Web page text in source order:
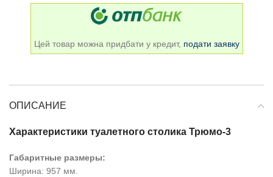
Цей товар можна придбати у кредит, подати заявку
ОПИСАНИЕ
Характеристики туалетного столика Трюмо-3
Габаритные размеры:
Ширина: 957 мм.